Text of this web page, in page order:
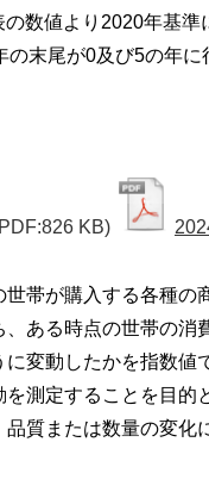
数値より2020年基準
末尾が0及び5の年に
KB)
世帯が購入する各種
ある時点の世帯の
変動したかを指数
測定することを目的
質または数量の変化